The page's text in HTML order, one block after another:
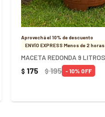
Aprovechá el 10% de descuento
ENVÍO EXPRESS Menos de 2 horas
$ 175 $195 10